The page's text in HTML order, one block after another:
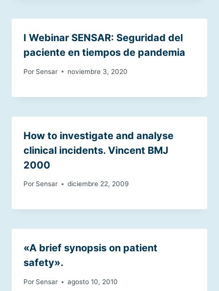
I Webinar SENSAR: Seguridad del
paciente en tiempos de pandemia
Por Sensar noviembre 3, 2020
How to investigate and analyse
clinical incidents. Vincent BMJ
2000
Por Sensar diciembre 22, 2009
«A brief synopsis on patient
safety».
Por Sensar agosto 10, 2010